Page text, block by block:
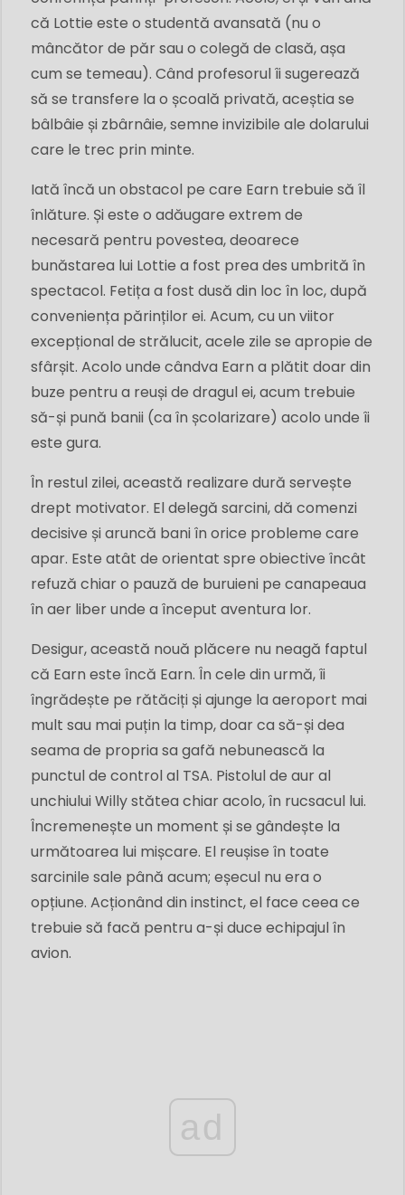
că Lottie este o studentă avansată (nu o
mâncător de păr sau o colegă de clasă, așa
cum se temeau). Când profesorul îi sugerează
să se transfere la o școală privată, aceștia se
bâlbâie și zbârnâie, semne invizibile ale dolarului
care le trec prin minte.
Iată încă un obstacol pe care Earn trebuie să îl
înlăture. Și este o adăugare extrem de
necesară pentru povestea, deoarece
bunăstarea lui Lottie a fost prea des umbrită în
spectacol. Fetița a fost dusă din loc în loc, după
conveniența părinților ei. Acum, cu un viitor
excepțional de strălucit, acele zile se apropie de
sfârșit. Acolo unde cândva Earn a plătit doar din
buze pentru a reuși de dragul ei, acum trebuie
să-și pună banii (ca în școlarizare) acolo unde îi
este gura.
În restul zilei, această realizare dură servește
drept motivator. El delegă sarcini, dă comenzi
decisive și aruncă bani în orice probleme care
apar. Este atât de orientat spre obiective încât
refuză chiar o pauză de buruieni pe canapeaua
în aer liber unde a început aventura lor.
Desigur, această nouă plăcere nu neagă faptul
că Earn este încă Earn. În cele din urmă, îi
îngrădește pe rătăciți și ajunge la aeroport mai
mult sau mai puțin la timp, doar ca să-și dea
seama de propria sa gafă nebunească la
punctul de control al TSA. Pistolul de aur al
unchiului Willy stătea chiar acolo, în rucsacul lui.
Încremenește un moment și se gândește la
următoarea lui mișcare. El reușise în toate
sarcinile sale până acum; eșecul nu era o
opțiune. Acționând din instinct, el face ceea ce
trebuie să facă pentru a-și duce echipajul în
avion.
ad